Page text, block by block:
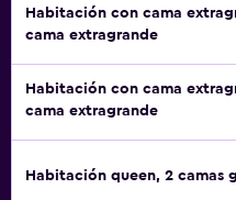
Habitación con cama
cama extragrande
Habitación con cama
cama extragrande
Habitación queen, 2 camas